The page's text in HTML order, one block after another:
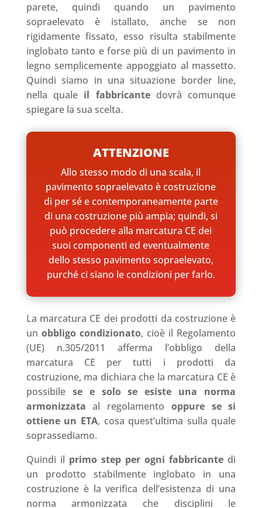
parete, quindi quando un pavimento
sopraelevato è istallato, anche se non
rigidamente fissato, esso risulta stabilmente
inglobato tanto e forse più di un pavimento in
legno semplicemente appoggiato al massetto.
Quindi siamo in una situazione border line,
nella quale il fabbricantedovrà comunque
spiegare la sua scelta.
ATTENZIONE
Allo stesso modo di una scala, il
pavimento sopraelevato è costruzione
di per sé e contemporaneamente parte
di una costruzione più ampia; quindi, si
può procedere alla marcatura CE dei
suoi componenti ed eventualmente
dello stesso pavimento sopraelevato,
purché ci siano le condizioni per farlo.
La marcatura CE dei prodotti da costruzione è
un obbligo condizionato, cioè il Regolamento
(UE) n.305/2011 afferma l’obbligo della
marcatura CE per tutti i prodotti da
costruzione, ma dichiara che la marcatura CE è
possibile se e solo se esiste una norma
armonizzata al regolamento oppure se si
ottiene un ETA, cosa quest’ultima sulla quale
soprassediamo.
Quindi il primo step per ogni fabbricante di
un prodotto stabilmente inglobato in una
costruzione è la verifica dell’esistenza di una
norma armonizzata che disciplini le